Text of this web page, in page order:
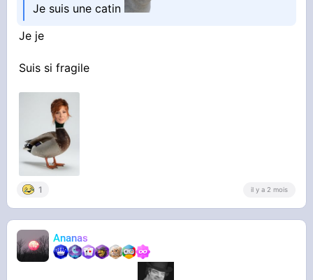
Je suis une catin
Je je
Suis si fragile
1 il y a 2 mois
Ananas